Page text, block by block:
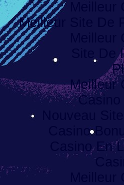
Meilleur Site De
Site
Meilleur
Casino
Casino
Casino En